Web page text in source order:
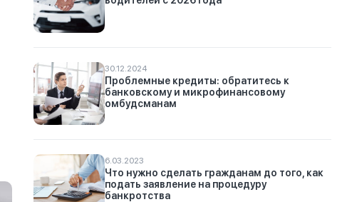
30.12.2024
Проблемные кредиты: обратитесь к
банковскому и микрофинансовому
омбудсманам
6.03.2023
Что нужно сделать гражданам до того, как
подать заявление на процедуру
банкротства